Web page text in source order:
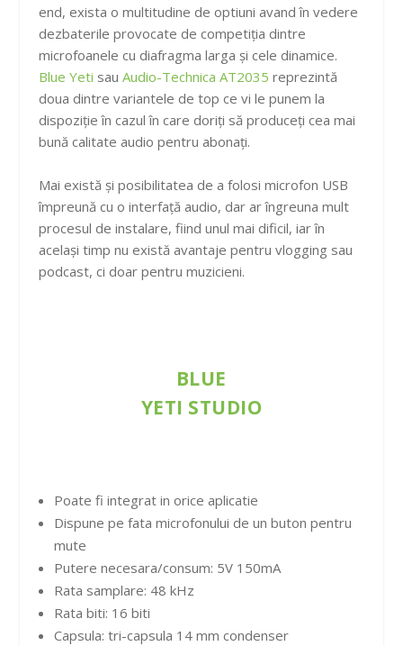
end, exista o multitudine de optiuni avand în vedere
dezbaterile provocate de competiția dintre
microfoanele cu diafragma larga și cele dinamice.
Blue Yeti sau Audio-Technica AT2035 reprezintă
doua dintre variantele de top ce vi le punem la
dispoziție în cazul în care doriți să produceți cea mai
bună calitate audio pentru abonați.
Mai există și posibilitatea de a folosi microfon USB
împreună cu o interfață audio, dar ar îngreuna mult
procesul de instalare, fiind unul mai dificil, iar în
același timp nu există avantaje pentru vlogging sau
podcast, ci doar pentru muzicieni.
BLUE
YETI STUDIO
Poate fi integrat in orice aplicatie
Dispune pe fata microfonului de un buton pentru
mute
Putere necesara/consum: 5V 150mA
Rata samplare: 48 kHz
Rata biti: 16 biti
Capsula: tri-capsula 14 mm condenser